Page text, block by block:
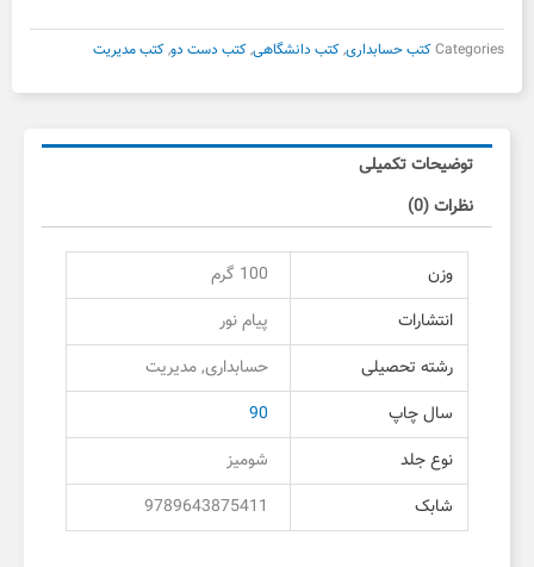
پیام
دست
عدد
Categoriesکتب حسابداری,کتب دانشگاهی,کتب دست دو,کتب مدیریت
توضیحات تکمیلی
نظرات (0)
وزن
100 گرم
انتشارات
پیام نور
رشته تحصیلی
حسابداری, مدیریت
سال چاپ
90
نوع جلد
شومیز
شابک
9789643875411